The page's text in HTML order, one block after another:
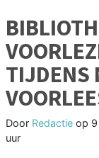
TIJDENS
Door Redactie op
uur